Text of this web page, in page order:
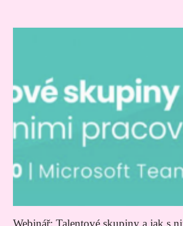
Webinář: Talentové skupiny a jak s